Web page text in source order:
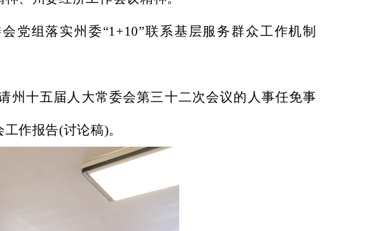
党组落实州委“1+10”联系基层服务群众工作机制
十五届人大常委会第三十二次会议的人事任免事
工作报告(讨论稿)。